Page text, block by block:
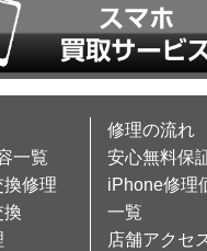
一覧
換修理
換
修理の流れ
安心無料保
iPhone修理
一覧
店舗アクセ